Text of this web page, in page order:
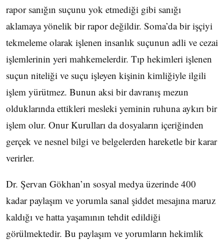
rapor sanığın suçunu yok etmediği gibi sanığı
aklamaya yönelik bir rapor değildir. Soma’da bir işçiyi
tekmeleme olarak işlenen insanlık suçunun adli ve cezai
işlemlerinin yeri mahkemelerdir. Tıp hekimleri işlenen
suçun niteliği ve suçu işleyen kişinin kimliğiyle ilgili
işlem yürütmez. Bunun aksi bir davranış mezun
olduklarında ettikleri mesleki yeminin ruhuna aykırı bir
işlem olur. Onur Kurulları da dosyaların içeriğinden
gerçek ve nesnel bilgi ve belgelerden hareketle bir karar
verirler.
Dr. Şervan Gökhan’ın sosyal medya üzerinde 400
kadar paylaşım ve yorumla sanal şiddet mesajına maruz
kaldığı ve hatta yaşamının tehdit edildiği
görülmektedir. Bu paylaşım ve yorumların hekimlik